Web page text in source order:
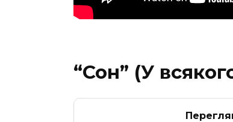
“Сон” (У